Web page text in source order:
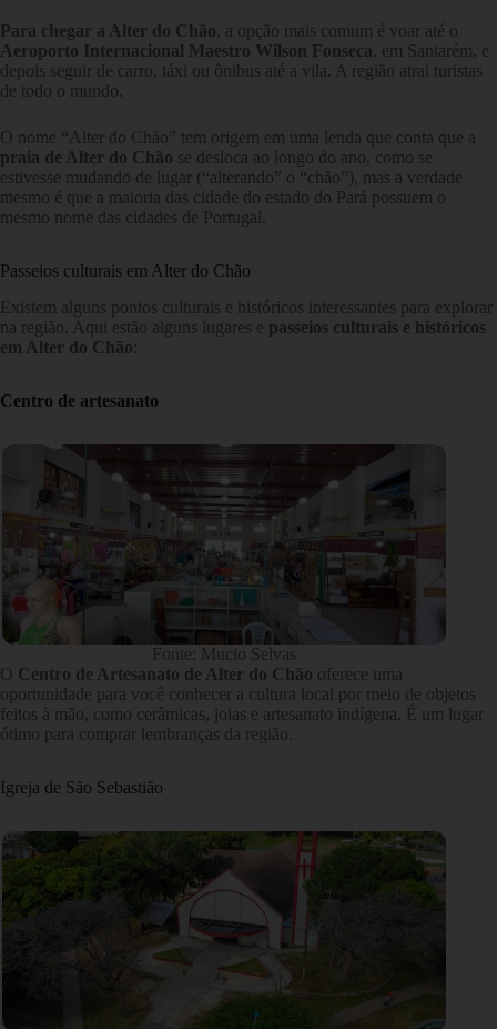
Para chegar a Alter do Chão , a opção mais comum é voar até o
Aeroporto Internacional Maestro Wilson Fonseca , em Santarém, e
depois seguir de carro, táxi ou ônibus até a vila. A região atrai turistas
de todo o mundo.
O nome “Alter do Chão” tem origem em uma lenda que conta que a
praia de Alter do Chão se desloca ao longo do ano, como se
estivesse mudando de lugar (“alterando” o “chão”), mas a verdade
mesmo é que a maioria das cidade do estado do Pará possuem o
mesmo nome das cidades de Portugal.
Passeios culturais em Alter do Chão
Existem alguns pontos culturais e históricos interessantes para explorar
na região. Aqui estão alguns lugares e passeios culturais e históricos
em Alter do Chão:
Centro de artesanato
Fonte: Mucio Selvas
O Centro de Artesanato de Alter do Chão oferece uma
oportunidade para você conhecer a cultura local por meio de objetos
feitos à mão, como cerâmicas, joias e artesanato indígena. É um lugar
ótimo para comprar lembranças da região.
Igreja de São Sebastião